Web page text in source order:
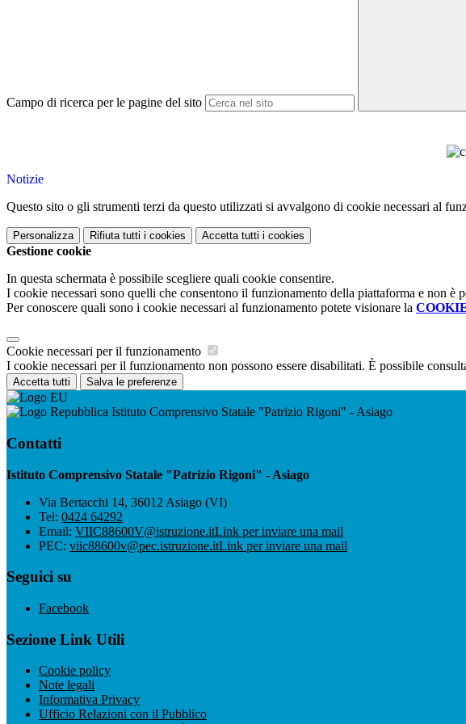
Campo di ricerca per le pagine del sito
Notizie
Questo sito o gli strumenti terzi da questo utilizzati si avvalgono di cookie necessari al
Personalizza Rifiuta tutti i cookies Accetta tutti i cookies
Gestione cookie
In questa schermata è possibile scegliere quali cookie consentire.
I cookie necessari sono quelli che consentono il funzionamento della piattaforma e non è
Per conoscere quali sono i cookie necessari al funzionamento potete visionare la
Cookie necessari per il funzionamento
I cookie necessari per il funzionamento non possono essere disabilitati. È possibile
Accetta tutti Salva le preferenze
Istituto Comprensivo Statale "Patrizio Rigoni" - Asiago
Contatti
Istituto Comprensivo Statale "Patrizio Rigoni" - Asiago
Via Bertacchi 14, 36012 Asiago (VI)
Tel: 0424 64292
Email: VIIC88600V@istruzione.itLink per inviare una mail
PEC: viic88600v@pec.istruzione.itLink per inviare una mail
Seguici su
Facebook
Sezione Link Utili
Cookie policy
Note legali
Informativa Privacy
Ufficio Relazioni con il Pubblico